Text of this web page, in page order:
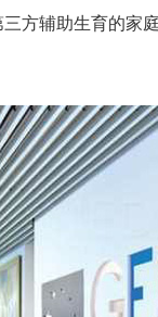
辅助生育的家